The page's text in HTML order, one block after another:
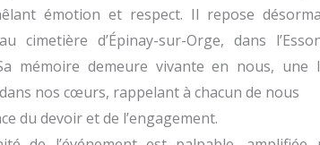
émotion et respect. Il repose
cimetière d’Épinay-sur-Orge, dans
mémoire demeure vivante en nous, une
nos cœurs, rappelant à chacun de nous
du devoir et de l’engagement.